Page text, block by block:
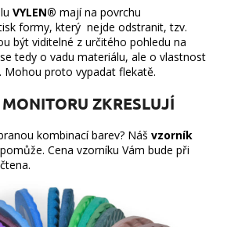
VYLEN® mají na povrchu
formy, který nejde odstranit, tzv.
být viditelné z určitého pohledu na
tedy o vadu materiálu, ale o vlastnost
Mohou proto vypadat flekatě.
ZKRESLUJÍ
kombinací barev? Náš vzorník
Cena vzorníku Vám bude při